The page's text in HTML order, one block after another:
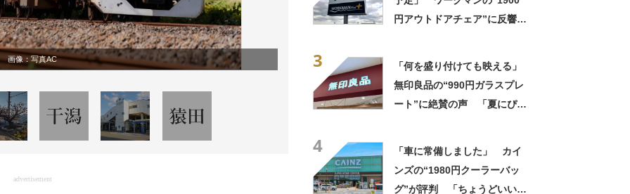
画像： 写真AC
advertisement
円アウトドアチェア”に反響
3
「何を盛り付けても映える」
無印良品の“990円ガラスプレ
ート”に絶賛の声 「夏にぴっ
4
「車に常備しました」 カイ
ンズの“1980円クーラーバッ
グ”が評判 「ちょうどいい大